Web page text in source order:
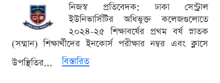
নিজস্ব প্রতিবেদক: ঢাকা সেন্ট্রাল
ইউনিভার্সিটির অধিভুক্ত কলেজগুলোতে
২০২৪-২৫ শিক্ষাবর্ষের প্রথম বর্ষ স্নাতক
(সম্মান) শিক্ষার্থীদের ইনকোর্স পরীক্ষার নম্বর এবং ক্লাসে
উপস্থিতির...
বিস্তারিত